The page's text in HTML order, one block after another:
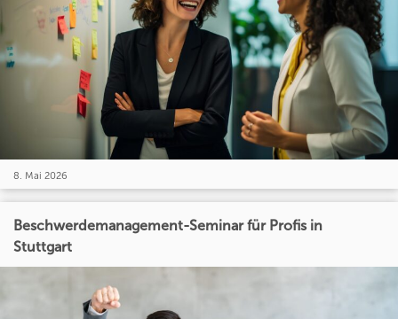
8. Mai 2026
Beschwerdemanagement-Seminar für Profis in
Stuttgart